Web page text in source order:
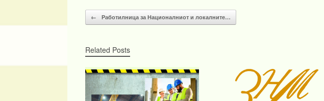
Post navigation
← Работилница за Националниот и локалните…
Related Posts